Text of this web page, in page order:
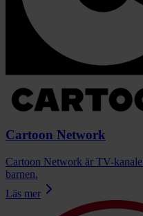
Cartoon Network
Cartoon Network är TV-
barnen.
Läs mer